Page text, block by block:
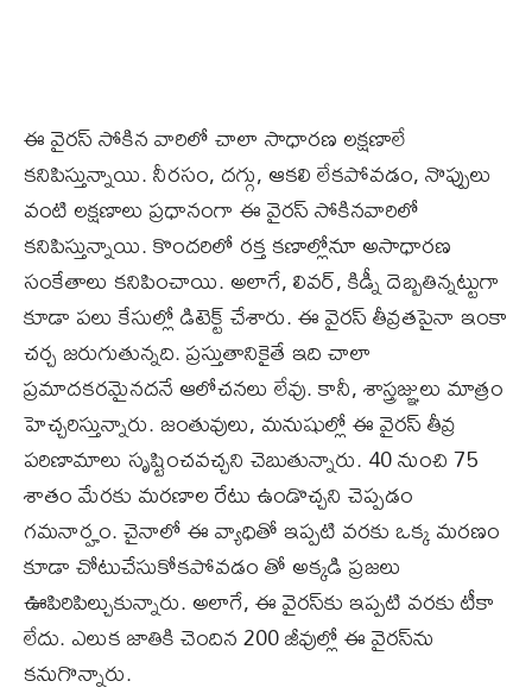
ఈ వైరస్ సోకిన వారిలో చాలా సాధారణ లక్షణాలే
కనిపిస్తున్నాయి. నీరసం, దగ్గు, ఆకలి లేకపోవడం, నొప్పులు
వంటి లక్షణాలు ప్రధానంగా ఈ వైరస్ సోకినవారిలో
కనిపిస్తున్నాయి. కొందరిలో రక్త కణాల్లోనూ అసాధారణ
సంకేతాలు కనిపించాయి. అలాగే, లివర్, కిడ్నీ దెబ్బతిన్నట్టుగా
కూడా పలు కేసుల్లో డిటెక్ట్ చేశారు. ఈ వైరస్ తీవ్రతపైనా ఇంకా
చర్చ జరుగుతున్నది. ప్రస్తుతానికైతే ఇది చాలా
ప్రమాదకరమైనదనే ఆలోచనలు లేవు. కానీ, శాస్త్రజ్ఞులు మాత్రం
హెచ్చరిస్తున్నారు. జంతువులు, మనుషుల్లో ఈ వైరస్ తీవ్ర
పరిణామాలు సృష్టించవచ్చని చెబుతున్నారు. 40 నుంచి 75
శాతం మేరకు మరణాల రేటు ఉండొచ్చని చెప్పడం
గమనార్హం. చైనాలో ఈ వ్యాధితో ఇప్పటి వరకు ఒక్క మరణం
కూడా చోటుచేసుకోకపోవడం తో అక్కడి ప్రజలు
ఊపిరిపిల్చుకున్నారు. అలాగే, ఈ వైరస్‌కు ఇప్పటి వరకు టీకా
లేదు. ఎలుక జాతికి చెందిన 200 జీవుల్లో ఈ వైరస్‌ను
కనుగొన్నారు.